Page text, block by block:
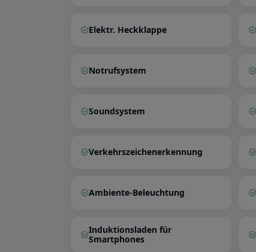
Elektr. Heckklappe
Notrufsystem
Soundsystem
Verkehrszeichenerkennung
Ambiente-Beleuchtung
Induktionsladen für
Smartphones